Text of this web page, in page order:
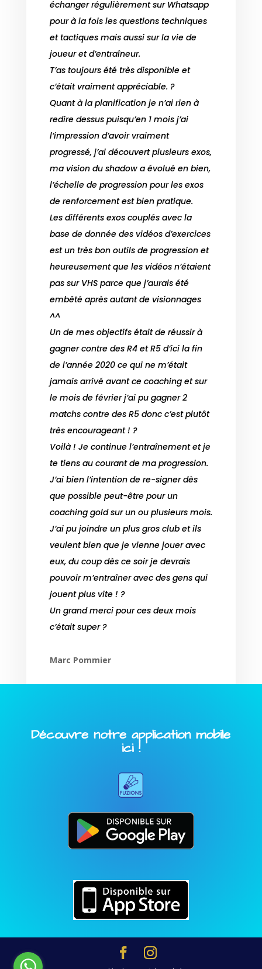
échanger régulièrement sur Whatsapp
pour à la fois les questions techniques
et tactiques mais aussi sur la vie de
joueur et d’entraîneur.
T’as toujours été très disponible et
c’était vraiment appréciable. ?
Quant à la planification je n’ai rien à
redire dessus puisqu’en 1 mois j’ai
l’impression d’avoir vraiment
progressé, j’ai découvert plusieurs exos,
ma vision du shadow a évolué en bien,
l’échelle de progression pour les exos
de renforcement est bien pratique.
Les différents exos couplés avec la
base de donnée des vidéos d’exercices
est un très bon outils de progression et
heureusement que les vidéos n’étaient
pas sur VHS parce que j’aurais été
embêté après autant de visionnages
^^
Un de mes objectifs était de réussir à
gagner contre des R4 et R5 d’ici la fin
de l’année 2020 ce qui ne m’était
jamais arrivé avant ce coaching et sur
le mois de février j’ai pu gagner 2
matchs contre des R5 donc c’est plutôt
très encourageant ! ?
Voilà ! Je continue l’entraînement et je
te tiens au courant de ma progression.
J’ai bien l’intention de re-signer dès
que possible peut-être pour un
coaching gold sur un ou plusieurs mois.
J’ai pu joindre un plus gros club et ils
veulent bien que je vienne jouer avec
eux, du coup dès ce soir je devrais
pouvoir m’entraîner avec des gens qui
jouent plus vite ! ?
Un grand merci pour ces deux mois
c’était super ?
Marc Pommier
Découvre notre application mobile
ici !